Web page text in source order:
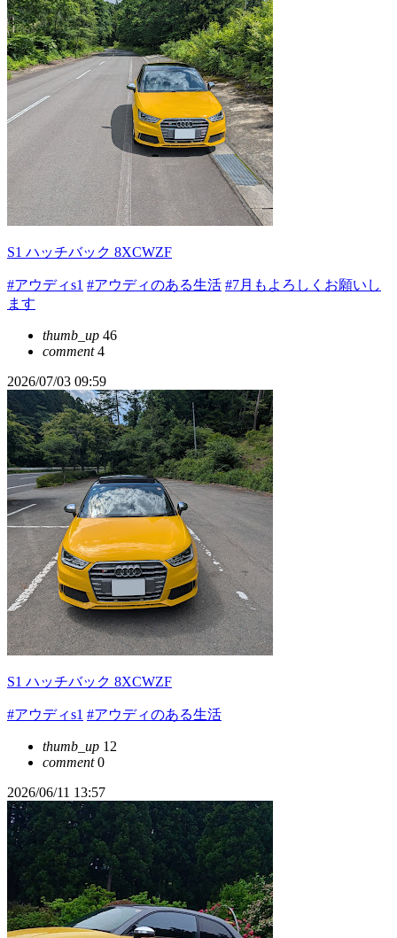
S1 ハッチバック 8XCWZF
#アウディs1 #アウディのある生活 #7月もよろしくお願いし
ます
thumb_up 46
comment4
2026/07/03 09:59
S1 ハッチバック 8XCWZF
#アウディs1 #アウディのある生活
thumb_up 12
comment0
2026/06/11 13:57